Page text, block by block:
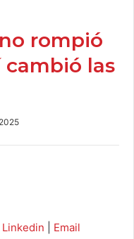
rompió
cambió las
Linkedin Email